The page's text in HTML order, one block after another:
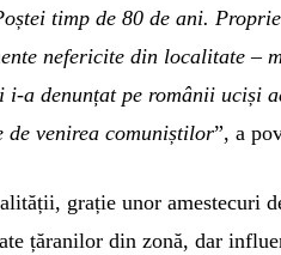
timp de 80 de ani.
nefericite din localitate –
a denunțat pe românii uciși
venirea comuniștilor”, a
grație unor amestecuri
țăranilor din zonă, dar